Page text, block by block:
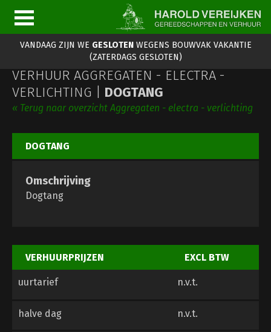
VANDAAG ZIJN WE GESLOTENWEGENS BOUWVAK VAKANTIE
(ZATERDAGS GESLOTEN)
VERHUUR AGGREGATEN - ELECTRA -
VERLICHTING | DOGTANG
« Terug naar overzicht Aggregaten - electra - verlichting
DOGTANG
Omschrijving
Dogtang
VERHUURPRIJZEN EXCL BTW
uurtarief n.v.t.
halve dag n.v.t.